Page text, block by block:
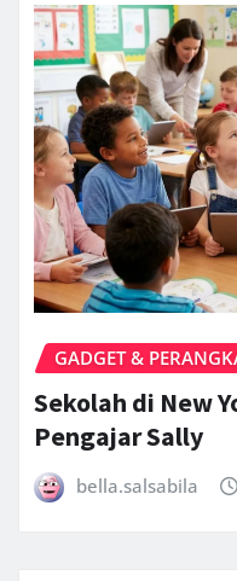
GADGET &
Sekolah di New
Pengajar Sally
bella.salsabila